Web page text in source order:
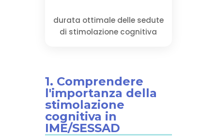
durata ottimale delle sedute
di stimolazione cognitiva
1. Comprendere
l'importanza della
stimolazione
cognitiva in
IME/SESSAD